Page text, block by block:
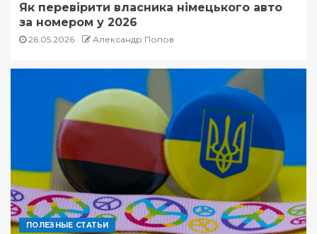
Як перевірити власника німецького авто
за номером у 2026
26.05.2026 Александр Попов
ПОЛЕЗНЫЕ СТАТЬИ